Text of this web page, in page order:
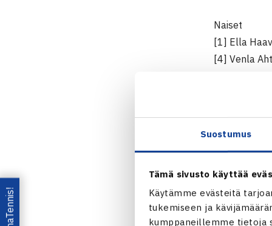
Suostumus
Tämä sivusto käyttää
Käytämme evästeitä
tukemiseen ja
kumppaneillemme tietoja
Naiset
[1] Ella
[4] Venla
MIESTEN
MIESTEN
Perjantai